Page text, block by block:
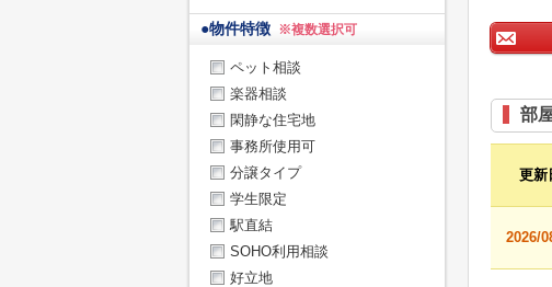
部
更新
2026/
●物件特徴 ※複数選択可
ペット相談
楽器相談
閑静な住宅地
事務所使用可
分譲タイプ
学生限定
駅直結
SOHO利用相談
好立地